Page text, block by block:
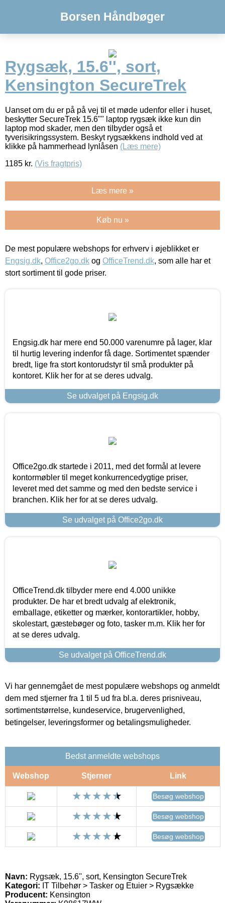
Borsen Håndbøger
Rygsæk, 15.6'', sort,
Kensington SecureTrek
Uanset om du er på på vej til et møde udenfor eller i huset,
beskytter SecureTrek 15.6"" laptop rygsæk ikke kun din
laptop mod skader, men den tilbyder også et
tyverisikringssystem. Beskyt rygsækkens indhold ved at
klikke på hammerhead lynlåsen (Læs mere)
1185 kr. (Vis fragtpris)
Læs mere »
Køb nu »
De mest populære webshops for erhverv i øjeblikket er
Engsig.dk, Office2go.dk og OfficeTrend.dk, som alle har et
stort sortiment til gode priser.
Engsig.dk har mere end 50.000 varenumre på lager, klar
til hurtig levering indenfor få dage. Sortimentet spænder
bredt, lige fra stort kontorudstyr til små produkter på
kontoret. Klik her for at se deres udvalg.
Se udvalget på Engsig.dk
Office2go.dk startede i 2011, med det formål at levere
kontormøbler til meget konkurrencedygtige priser,
leveret med det samme og med den bedste service i
branchen. Klik her for at se deres udvalg.
Se udvalget på Office2go.dk
OfficeTrend.dk tilbyder mere end 4.000 unikke
produkter. De har et bredt udvalg af elektronik,
emballage, etiketter og mærker, kontorartikler, hobby,
skolestart, gæstebøger og foto, tasker m.m. Klik her for
at se deres udvalg.
Se udvalget på OfficeTrend.dk
Vi har gennemgået de mest populære webshops og anmeldt
dem med stjerner fra 1 til 5 ud fra bl.a. deres prisniveau,
sortimentstørrelse, kundeservice, brugervenlighed,
betingelser, leveringsformer og betalingsmuligheder.
Bedst anmeldte webshops
Webshop Stjerner Link
Besøg webshop
Besøg webshop
Besøg webshop
Navn: Rygsæk, 15.6'', sort, Kensington SecureTrek
Kategori: IT Tilbehør > Tasker og Etuier > Rygsække
Producent: Kensington